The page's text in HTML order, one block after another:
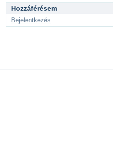
Hozzáférésem
Bejelentkezés